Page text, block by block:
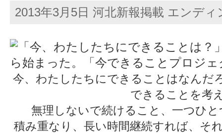
2013年3月5日 河北新報掲載 エンデ
今、わたしたちにできることはなんだ
できることを考
無理しないで続けること、一つひ
積み重なり、長い時間継続すれば、そ